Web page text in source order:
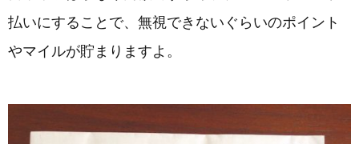
払いにすることで、無視できないぐらいのポイント
やマイルが貯まりますよ。